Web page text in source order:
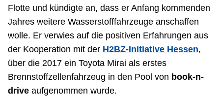
Flotte und kündigte an, dass er Anfang kommenden
Jahres weitere Wasserstofffahrzeuge anschaffen
wolle. Er verwies auf die positiven Erfahrungen aus
der Kooperation mit der H2BZ-Initiative Hessen,
über die 2017 ein Toyota Mirai als erstes
Brennstoffzellenfahrzeug in den Pool von book-n-
driveaufgenommen wurde.